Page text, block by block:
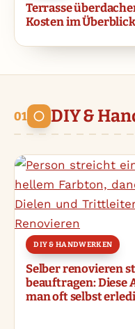
Terrasse
Kosten im Überblick
DIY &
DIY & HANDWERKEN
Selber renovieren
beauftragen: Diese
man oft selbst